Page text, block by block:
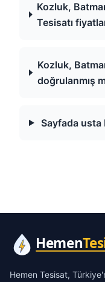
Kozluk,
Tesisatı
Kozluk,
doğrulanmış
Sayfada usta
Hemen Tesisat,